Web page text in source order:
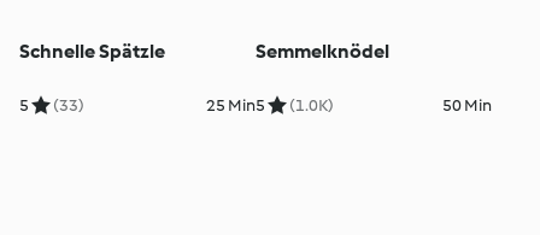
Schnelle Spätzle
5 (33) 25 Min
Semmelknödel
5 (1.0K) 50 Min